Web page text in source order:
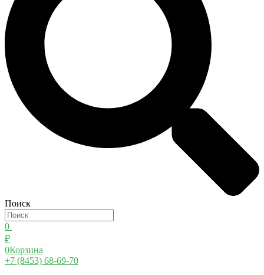
Поиск
0
₽
0Корзина
+7 (8453) 68-69-70